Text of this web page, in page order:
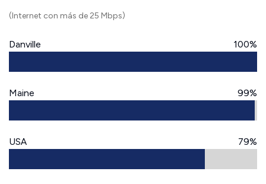
(Internet con más de 25 Mbps)
Danville 100%
Maine 99%
USA 79%